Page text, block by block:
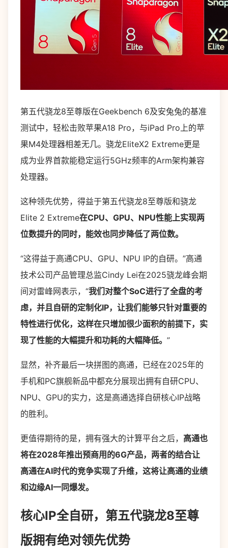
第五代骁龙8至尊版在Geekbench 6及安兔兔的基准
测试中，轻松击败苹果A18 Pro，与iPad Pro上的苹
果M4处理器相差无几。骁龙EliteX2 Extreme更是
成为业界首款能稳定运行5GHz频率的Arm架构兼容
处理器。
这种领先优势，得益于第五代骁龙8至尊版和骁龙
Elite 2 Extreme在CPU、GPU、NPU性能上实现两
位数提升的同时，能效也同步降低了两位数。
“这得益于高通CPU、GPU、NPU IP的自研。”高通
技术公司产品管理总监Cindy Lei在2025骁龙峰会期
间对雷峰网表示，“我们对整个SoC进行了全盘的考
虑，并且自研的定制化IP，让我们能够只针对重要的
特性进行优化，这样在只增加很少面积的前提下，实
现了性能的大幅提升和功耗的大幅降低。 ”
显然，补齐最后一块拼图的高通，已经在2025年的
手机和PC旗舰新品中都充分展现出拥有自研CPU、
NPU、GPU的实力，这是高通选择自研核心IP战略
的胜利。
更值得期待的是，拥有强大的计算平台之后， 高通也
将在2028年推出预商用的6G产品， 两者的结合让
高通在AI时代的竞争实现了升维，这将让高通的业绩
和边缘AI一同爆发。
核心IP全自研，第五代骁龙8至尊
版拥有绝对领先优势